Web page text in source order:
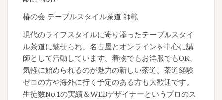
椿の会 テーブルスタイル茶道 師範
現代のライフスタイルに寄り添ったテーブルスタイ
ル茶道に魅せられ、名古屋とオンラインを中心に講
師として活動しています。着物でもお洋服でもOK、
気軽に始められるのが魅力の新しい茶道。茶道経験
ゼロの方や海外に行く予定のある方も大歓迎です。
生徒数No.1の実績＆WEBデザイナーというプロのス